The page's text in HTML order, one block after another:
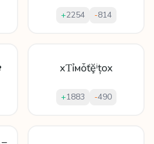
+2254 -814
xƬỉмȱťḝⁱțox
+1883 -490